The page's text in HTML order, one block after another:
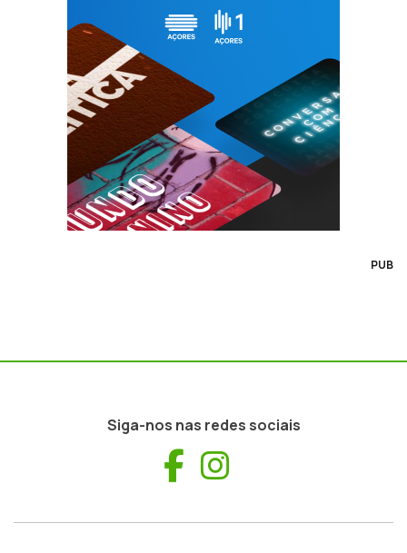
PUB
Siga-nos nas redes sociais
Facebook